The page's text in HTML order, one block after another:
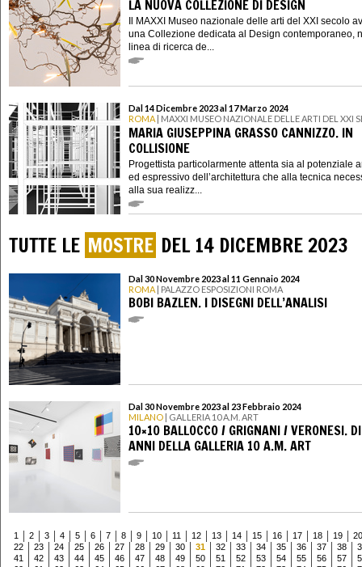
LA NUOVA COLLEZIONE DI DESIGN
Il MAXXI Museo nazionale delle arti del XXI secolo
una Collezione dedicata al Design contemporaneo,
linea di ricerca de...
Dal 14 Dicembre 2023 al 17 Marzo 2024
ROMA | MAXXI MUSEO NAZIONALE DELLE ARTI DEL XXI
MARIA GIUSEPPINA GRASSO CANNIZZO. IN
COLLISIONE
Progettista particolarmente attenta sia al potenziale
ed espressivo dell’architettura che alla tecnica
alla sua realizz...
TUTTE LE MOSTRE DEL 14 DICEMBRE 2023
Dal 30 Novembre 2023 al 11 Gennaio 2024
ROMA | PALAZZO ESPOSIZIONI ROMA
BOBI BAZLEN. I DISEGNI DELL’ANALISI
Dal 30 Novembre 2023 al 23 Febbraio 2024
MILANO | GALLERIA 10 A.M. ART
10×10 BALLOCCO / GRIGNANI / VERONESI.
ANNI DELLA GALLERIA 10 A.M. ART
1 2 3 4 5 6 7 8 9 10 11 12 13 14 15 16 17 18 19
20
22
23 24 25 26 27 28 29 30 31 32 33 34 35 36 37 38
41
42 43 44 45 46 47 48 49 50 51 52 53 54 55 56 57